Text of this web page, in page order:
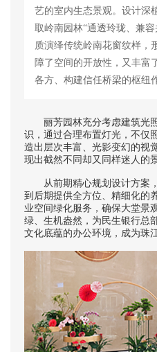
艺的室内生态景观。设计深
取岭南园林“通透玲珑、兼
质演绎传统岭南花窗纹样，
障了空间的开放性，又丰富
各方、构建信任桥梁的枢纽
丽芳园林充分考虑建筑光照
识，通过合理布置灯光，不仅
造出层次丰富、光影变幻的视
现出截然不同却又同样迷人的
从前期精心规划设计方案，
到后期提供全方位、精细化的
业空间绿化服务，确保大堂景
绿、生机盎然，为民生银行总
文化底蕴的办公环境，成为珠